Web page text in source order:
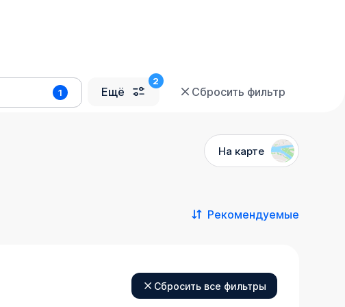
1 Ещё Сбросить фильтр
На карте
Рекомендуемые
Сбросить все фильтры